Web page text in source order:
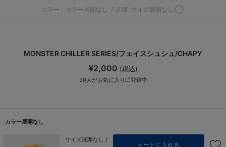
カラー：カラー展開なし / 在庫 サイズ展開なし:◯
MONSTER CHILLER SERIES/フェイスシュシュ/CHAPY
¥2,000 (税込)
30 人がお気に入りに登録中
カラー展開なし
サイズ展開なし /
カートに入れる